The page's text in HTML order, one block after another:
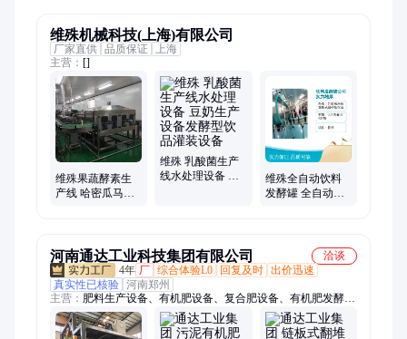
维殊机械科技(上海)有限公司
厂家直供 品质保证
上海
主营： []
维殊果蔬酵素生
产线 哈密瓜马蹄
维殊 乳酸菌生产
线水处理设备 豆
维殊全自动饮料
发酵罐 全自动操
河南通达工业科技集团有限公司
洽谈
4年 厂 综合体验L0 回复及时 出价迅速
真实性已核验 河南郑州
主营： 肥料生产设备、有机肥设备、复合肥设备、有机肥发酵设
备、掺混肥设备、水溶肥设备、融雪剂生产设备、营养土生产设
备